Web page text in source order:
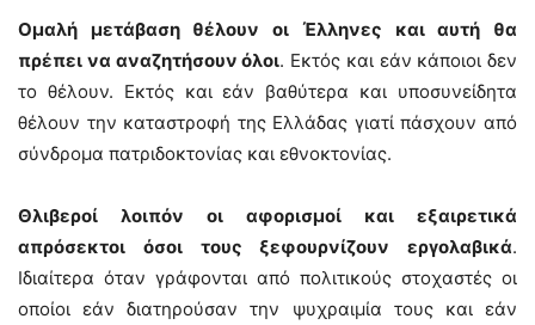
Ομαλή μετάβαση θέλουν οι Έλληνες και αυτή θα
πρέπει να αναζητήσουν όλοι. Εκτός και εάν κάποιοι δεν
το θέλουν. Εκτός και εάν βαθύτερα και υποσυνείδητα
θέλουν την καταστροφή της Ελλάδας γιατί πάσχουν από
σύνδρομα πατριδοκτονίας και εθνοκτονίας.
Θλιβεροί λοιπόν οι αφορισμοί και εξαιρετικά
απρόσεκτοι όσοι τους ξεφουρνίζουν εργολαβικά.
Ιδιαίτερα όταν γράφονται από πολιτικούς στοχαστές οι
οποίοι εάν διατηρούσαν την ψυχραιμία τους και εάν